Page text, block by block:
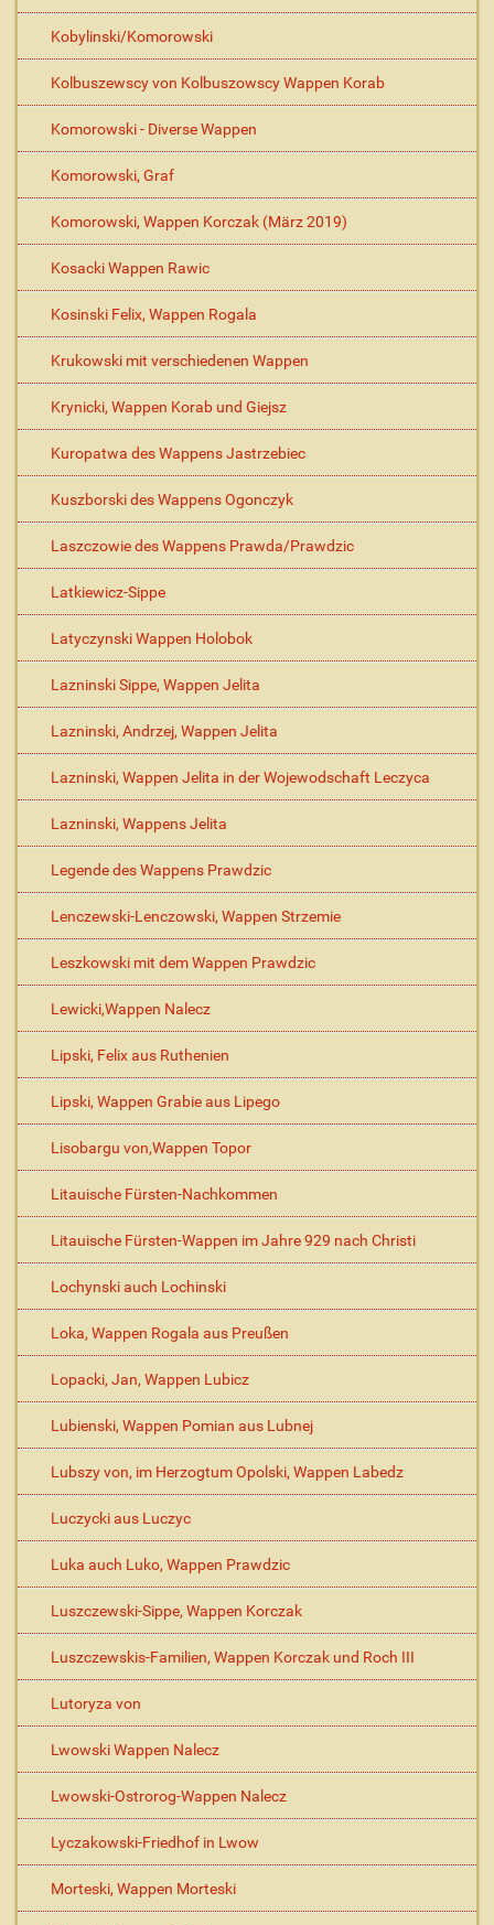
Kobylinski/Komorowski
Kolbuszewscy von Kolbuszowscy Wappen Korab
Komorowski - Diverse Wappen
Komorowski, Graf
Komorowski, Wappen Korczak (März 2019)
Kosacki Wappen Rawic
Kosinski Felix, Wappen Rogala
Krukowski mit verschiedenen Wappen
Krynicki, Wappen Korab und Giejsz
Kuropatwa des Wappens Jastrzebiec
Kuszborski des Wappens Ogonczyk
Laszczowie des Wappens Prawda/Prawdzic
Latkiewicz-Sippe
Latyczynski Wappen Holobok
Lazninski Sippe, Wappen Jelita
Lazninski, Andrzej, Wappen Jelita
Lazninski, Wappen Jelita in der Wojewodschaft Leczyca
Lazninski, Wappens Jelita
Legende des Wappens Prawdzic
Lenczewski-Lenczowski, Wappen Strzemie
Leszkowski mit dem Wappen Prawdzic
Lewicki,Wappen Nalecz
Lipski, Felix aus Ruthenien
Lipski, Wappen Grabie aus Lipego
Lisobargu von,Wappen Topor
Litauische Fürsten-Nachkommen
Litauische Fürsten-Wappen im Jahre 929 nach Christi
Lochynski auch Lochinski
Loka, Wappen Rogala aus Preußen
Lopacki, Jan, Wappen Lubicz
Lubienski, Wappen Pomian aus Lubnej
Lubszy von, im Herzogtum Opolski, Wappen Labedz
Luczycki aus Luczyc
Luka auch Luko, Wappen Prawdzic
Luszczewski-Sippe, Wappen Korczak
Luszczewskis-Familien, Wappen Korczak und Roch III
Lutoryza von
Lwowski Wappen Nalecz
Lwowski-Ostrorog-Wappen Nalecz
Lyczakowski-Friedhof in Lwow
Morteski, Wappen Morteski